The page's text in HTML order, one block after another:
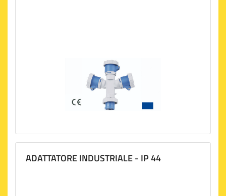
ADATTATORE INDUSTRIALE - IP 44